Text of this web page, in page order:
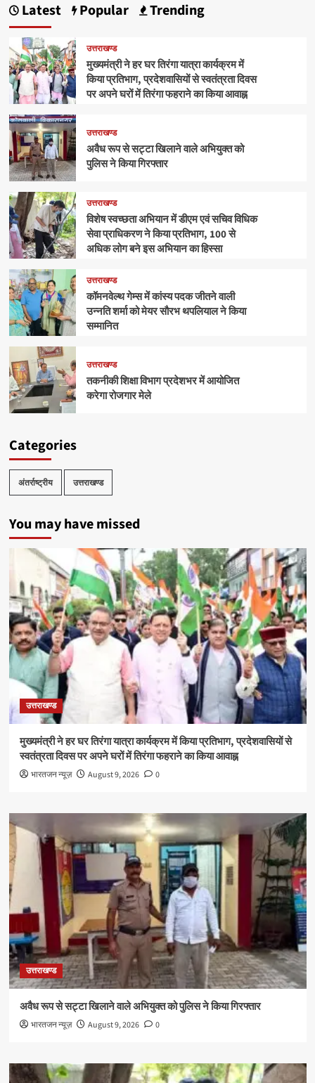
Latest Popular Trending
उत्तराखण्ड
मुख्यमंत्री ने हर घर तिरंगा यात्रा कार्यक्रम में
किया प्रतिभाग, प्रदेशवासियों से स्वतंत्रता दिवस
पर अपने घरों में तिरंगा फहराने का किया आवाह्न
उत्तराखण्ड
अवैध रूप से सट्टा खिलाने वाले अभियुक्त को
पुलिस ने किया गिरफ्तार
उत्तराखण्ड
विशेष स्वच्छता अभियान में डीएम एवं सचिव विधिक
सेवा प्राधिकरण ने किया प्रतिभाग, 100 से
अधिक लोग बने इस अभियान का हिस्सा
उत्तराखण्ड
कॉमनवेल्थ गेम्स में कांस्य पदक जीतने वाली
उन्नति शर्मा को मेयर सौरभ थपलियाल ने किया
सम्मानित
उत्तराखण्ड
तकनीकी शिक्षा विभाग प्रदेशभर में आयोजित
करेगा रोजगार मेले
Categories
अंतर्राष्ट्रीय उत्तराखण्ड
You may have missed
उत्तराखण्ड
मुख्यमंत्री ने हर घर तिरंगा यात्रा कार्यक्रम में किया प्रतिभाग, प्रदेशवासियों से
स्वतंत्रता दिवस पर अपने घरों में तिरंगा फहराने का किया आवाह्न
भारतजन न्यूज़ August 9, 2026 0
उत्तराखण्ड
अवैध रूप से सट्टा खिलाने वाले अभियुक्त को पुलिस ने किया गिरफ्तार
भारतजन न्यूज़ August 9, 2026 0